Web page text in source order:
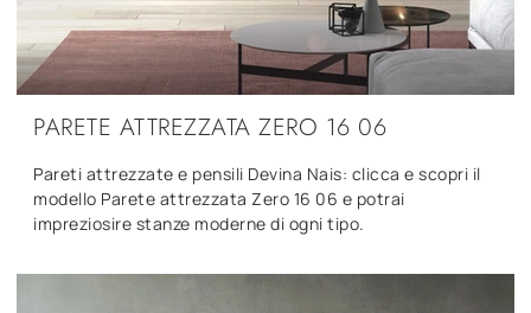
PARETE ATTREZZATA ZERO 16 06
Pareti attrezzate e pensili Devina Nais: clicca e scopri il
modello Parete attrezzata Zero 16 06 e potrai
impreziosire stanze moderne di ogni tipo.